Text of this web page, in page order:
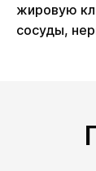
жировую
сосуды,